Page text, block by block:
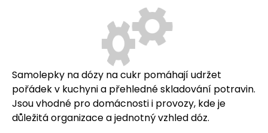
Samolepky na dózy na cukr pomáhají udržet
pořádek v kuchyni a přehledné skladování potravin.
Jsou vhodné pro domácnosti i provozy, kde je
důležitá organizace a jednotný vzhled dóz.